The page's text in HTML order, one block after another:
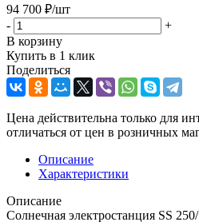
94 700 ₽/шт
-
+
В корзину
Купить в 1 клик
Поделиться
Цена действительна только для
отличаться от цен в розничных
Описание
Характеристики
Описание
Солнечная электростанция SS